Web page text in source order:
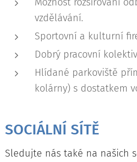
vzdělávání.
Sportovní a kulturní
Dobrý pracovní
Hlídané parkoviště
kolárny) s dostatkem
SOCIÁLNÍ SÍTĚ
Sledujte nás také na našich